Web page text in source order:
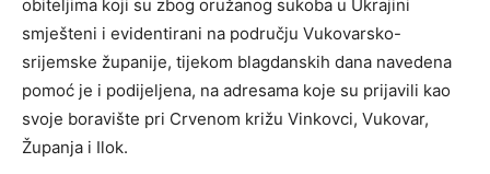
obiteljima koji su zbog oružanog sukoba u Ukrajini
smješteni i evidentirani na području Vukovarsko-
srijemske županije, tijekom blagdanskih dana navedena
pomoć je i podijeljena, na adresama koje su prijavili kao
svoje boravište pri Crvenom križu Vinkovci, Vukovar,
Županja i Ilok.